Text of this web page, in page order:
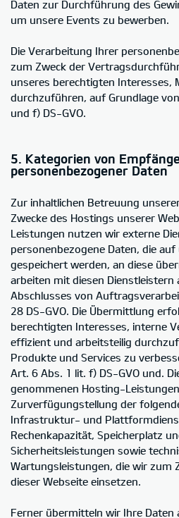
Daten zur Durchführung des
um unsere Events zu bewerben.
Die Verarbeitung Ihrer
zum Zweck der
unseres berechtigten Interesses,
durchzuführen, auf Grundlage
und f) DS-GVO.
5. Kategorien von
personenbezogener Daten
Zur inhaltlichen Betreuung
Zwecke des Hostings unserer
Leistungen nutzen wir externe
personenbezogene Daten, die
gespeichert werden, an diese
arbeiten mit diesen Dienstleistern
Abschlusses von
28 DS-GVO. Die Übermittlung
berechtigten Interesses, interne
effizient und arbeitsteilig
Produkte und Services zu
Art. 6 Abs. 1 lit. f) DS-GVO und.
genommenen Hosting-
Zurverfügungstellung der
Infrastruktur- und
Rechenkapazität, Speicherplatz
Sicherheitsleistungen sowie
Wartungsleistungen, die wir zum
dieser Webseite einsetzen.
Ferner übermitteln wir Ihre Daten